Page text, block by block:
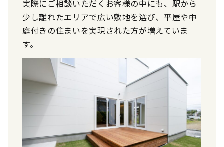
実際にご相談いただくお客様の中にも、駅から
少し離れたエリアで広い敷地を選び、平屋や中
庭付きの住まいを実現された方が増えていま
す。